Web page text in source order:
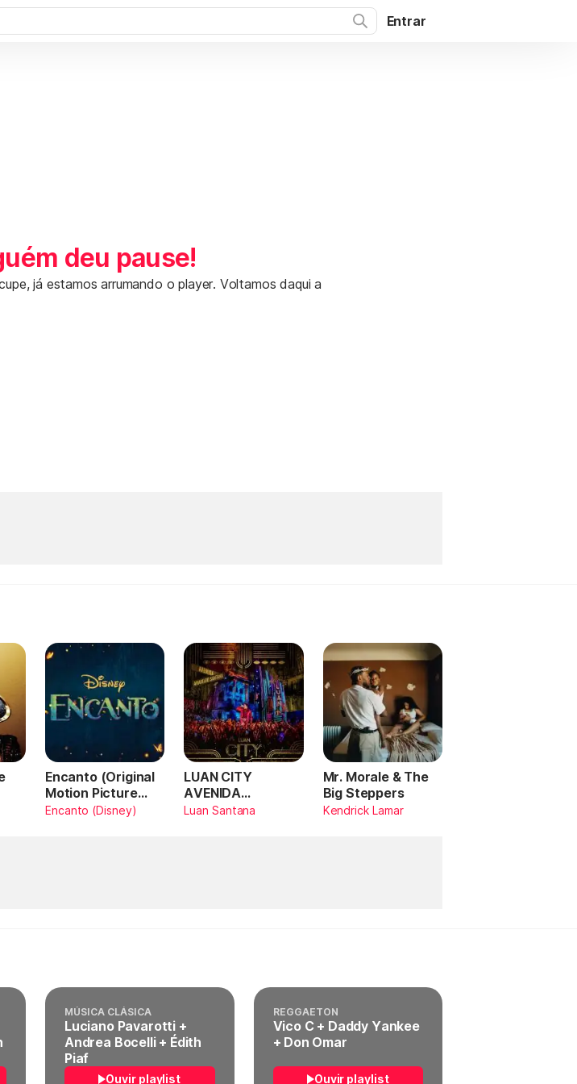
Entrar
deu pause!
já estamos arrumando o player. Voltamos daqui a
Encanto (Original
Motion Picture
Soundtrack)
Encanto (Disney)
LUAN CITY
AVENIDA
AMARILDO
Luan Santana
Mr. Morale & The
Big Steppers
Kendrick Lamar
MÚSICA CLÁSICA
Luciano Pavarotti +
Andrea Bocelli + Édith
Piaf
Ouvir playlist
REGGAETON
Vico C + Daddy Yankee
+ Don Omar
Ouvir playlist